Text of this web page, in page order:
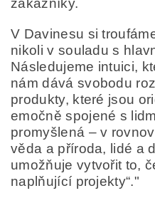
V Davinesu si
nikoli v souladu s
Následujeme intuici,
nám dává svobodu
produkty, které jsou
emočně spojené s
promyšlená – v
věda a příroda, lidé a
umožňuje vytvořit to,
naplňující projekty“."